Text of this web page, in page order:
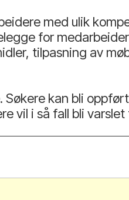
med ulik
for
tilpasning av
kan bli
vil i så fall bli